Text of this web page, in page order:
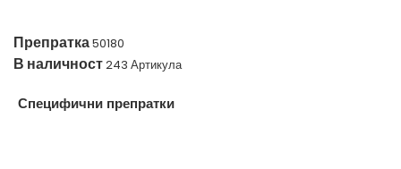
Препратка50180
В наличност243 Артикула
Специфични препратки